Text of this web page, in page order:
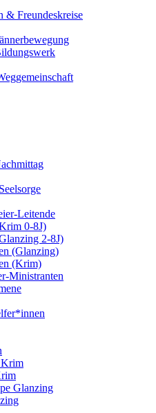
& Freundeskreise
Leitende
0-8J)
2-8J)
(Glanzing)
(Krim)
Ministranten
Krim
Glanzing